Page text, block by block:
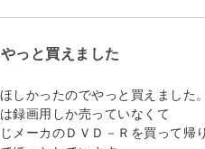
やっと買えました
しかったのでやっと買えました。
録画用しか売っていなくて
メーカのＤＶＤ－Ｒを買って帰